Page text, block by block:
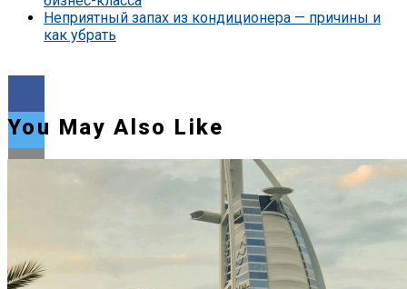
Неприятный запах из кондиционера — причины и
как убрать
You May Also Like